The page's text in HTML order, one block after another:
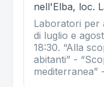
nell'Elba, loc.
Laboratori per
di luglio e
18:30. “Alla
abitanti” -
mediterranea”